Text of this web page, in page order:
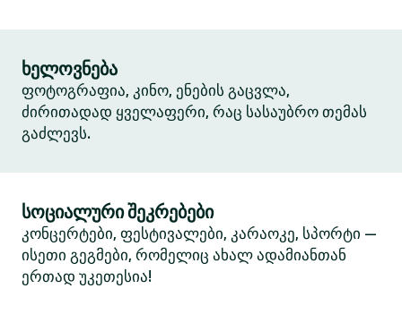
ხელოვნება
ფოტოგრაფია, კინო, ენების გაცვლა,
ძირითადად ყველაფერი, რაც სასაუბრო თემას
გაძლევს.
სოციალური შეკრებები
კონცერტები, ფესტივალები, კარაოკე, სპორტი —
ისეთი გეგმები, რომელიც ახალ ადამიანთან
ერთად უკეთესია!